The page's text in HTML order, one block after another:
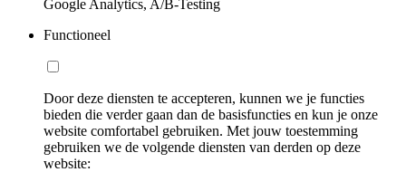
Google Analytics, A/B-Testing
Functioneel
Door deze diensten te accepteren, kunnen we je functies
bieden die verder gaan dan de basisfuncties en kun je onze
website comfortabel gebruiken. Met jouw toestemming
gebruiken we de volgende diensten van derden op deze
website: